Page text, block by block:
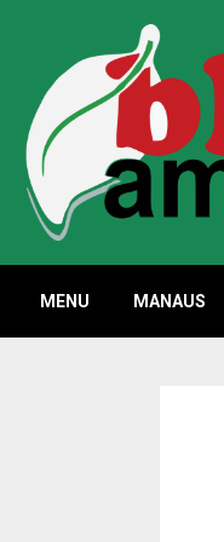
MENU MANAUS